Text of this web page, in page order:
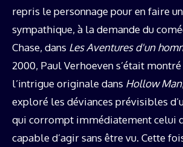
repris le personnage pour en faire
sympathique, à la demande du
Chase, dans Les Aventures d'un
2000, Paul Verhoeven s’était
l’intrigue originale dans Hollow Man
exploré les déviances prévisibles
qui corrompt immédiatement celui
capable d’agir sans être vu. Cette